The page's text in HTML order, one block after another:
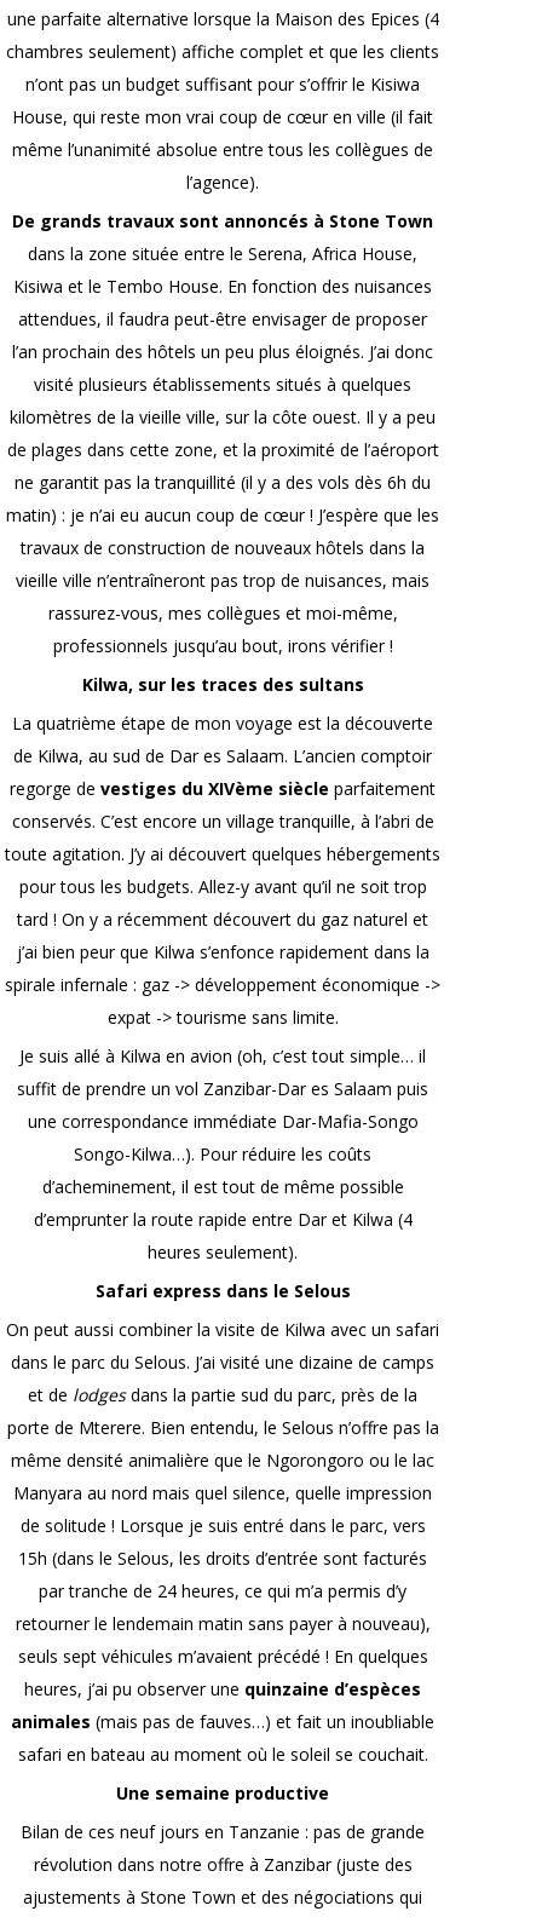
une parfaite alternative lorsque la Maison des Epices (4
chambres seulement) affiche complet et que les clients
n’ont pas un budget suffisant pour s’offrir le Kisiwa
House, qui reste mon vrai coup de cœur en ville (il fait
même l’unanimité absolue entre tous les collègues de
l’agence).
De grands travaux sont annoncés à Stone Town
dans la zone située entre le Serena, Africa House,
Kisiwa et le Tembo House. En fonction des nuisances
attendues, il faudra peut-être envisager de proposer
l’an prochain des hôtels un peu plus éloignés. J’ai donc
visité plusieurs établissements situés à quelques
kilomètres de la vieille ville, sur la côte ouest. Il y a peu
de plages dans cette zone, et la proximité de l’aéroport
ne garantit pas la tranquillité (il y a des vols dès 6h du
matin) : je n’ai eu aucun coup de cœur ! J’espère que les
travaux de construction de nouveaux hôtels dans la
vieille ville n’entraîneront pas trop de nuisances, mais
rassurez-vous, mes collègues et moi-même,
professionnels jusqu’au bout, irons vérifier !
Kilwa, sur les traces des sultans
La quatrième étape de mon voyage est la découverte
de Kilwa, au sud de Dar es Salaam. L’ancien comptoir
regorge de vestiges du XIVème siècle parfaitement
conservés. C’est encore un village tranquille, à l’abri de
toute agitation. J’y ai découvert quelques hébergements
pour tous les budgets. Allez-y avant qu’il ne soit trop
tard ! On y a récemment découvert du gaz naturel et
j’ai bien peur que Kilwa s’enfonce rapidement dans la
spirale infernale : gaz -> développement économique ->
expat -> tourisme sans limite.
Je suis allé à Kilwa en avion (oh, c’est tout simple… il
suffit de prendre un vol Zanzibar-Dar es Salaam puis
une correspondance immédiate Dar-Mafia-Songo
Songo-Kilwa…). Pour réduire les coûts
d’acheminement, il est tout de même possible
d’emprunter la route rapide entre Dar et Kilwa (4
heures seulement).
Safari express dans le Selous
On peut aussi combiner la visite de Kilwa avec un safari
dans le parc du Selous. J’ai visité une dizaine de camps
et de lodgesdans la partie sud du parc, près de la
porte de Mterere. Bien entendu, le Selous n’offre pas la
même densité animalière que le Ngorongoro ou le lac
Manyara au nord mais quel silence, quelle impression
de solitude ! Lorsque je suis entré dans le parc, vers
15h (dans le Selous, les droits d’entrée sont facturés
par tranche de 24 heures, ce qui m’a permis d’y
retourner le lendemain matin sans payer à nouveau),
seuls sept véhicules m’avaient précédé ! En quelques
heures, j’ai pu observer une quinzaine d’espèces
animales (mais pas de fauves…) et fait un inoubliable
safari en bateau au moment où le soleil se couchait.
Une semaine productive
Bilan de ces neuf jours en Tanzanie : pas de grande
révolution dans notre offre à Zanzibar (juste des
ajustements à Stone Town et des négociations qui